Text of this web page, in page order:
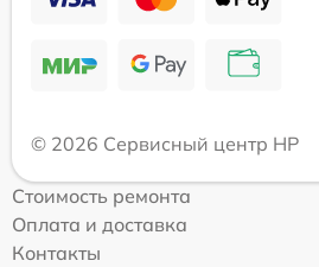
© 2026 Сервисный центр HP
Стоимость ремонта
Оплата и доставка
Контакты